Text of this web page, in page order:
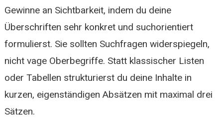
Gewinne an Sichtbarkeit, indem du deine
Überschriften sehr konkret und suchorientiert
formulierst. Sie sollten Suchfragen widerspiegeln,
nicht vage Oberbegriffe. Statt klassischer Listen
oder Tabellen strukturierst du deine Inhalte in
kurzen, eigenständigen Absätzen mit maximal drei
Sätzen.